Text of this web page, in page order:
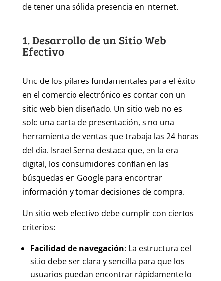
de tener una sólida presencia en internet.
1. Desarrollo de un Sitio Web
Efectivo
Uno de los pilares fundamentales para el éxito
en el comercio electrónico es contar con un
sitio web bien diseñado. Un sitio web no es
solo una carta de presentación, sino una
herramienta de ventas que trabaja las 24 horas
del día. Israel Serna destaca que, en la era
digital, los consumidores confían en las
búsquedas en Google para encontrar
información y tomar decisiones de compra.
Un sitio web efectivo debe cumplir con ciertos
criterios:
Facilidad de navegación: La estructura del
sitio debe ser clara y sencilla para que los
usuarios puedan encontrar rápidamente lo